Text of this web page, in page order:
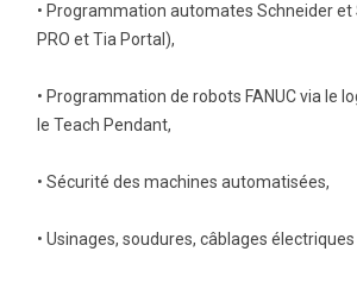
• Programmation automates Schneider et
PRO et Tia Portal),
• Programmation de robots FANUC via le
le Teach Pendant,
• Sécurité des machines automatisées,
• Usinages, soudures, câblages électriques